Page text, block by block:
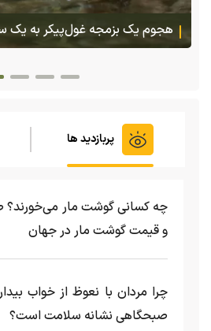
پس از ۷۰ سال؛ ببرها
قزاقستان بازگشتند
پربازدید ها
چه کسانی گوشت مار
و قیمت گوشت مار در جهان
چرا مردان با نعوظ از خواب
صبحگاهی نشانه سلامت است؟